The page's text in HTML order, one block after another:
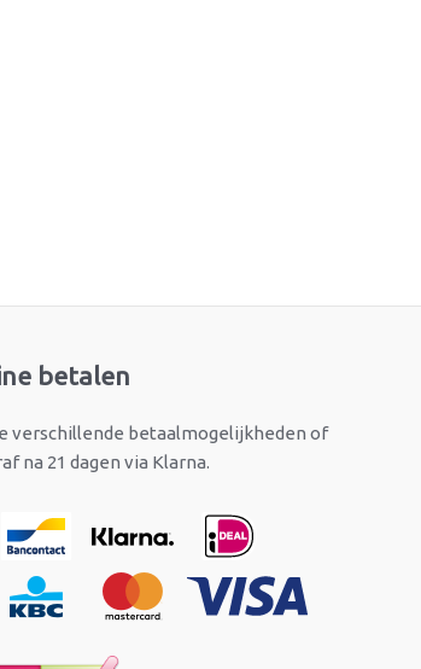
betalen
verschillende betaalmogelijkheden of
na 21 dagen via Klarna.